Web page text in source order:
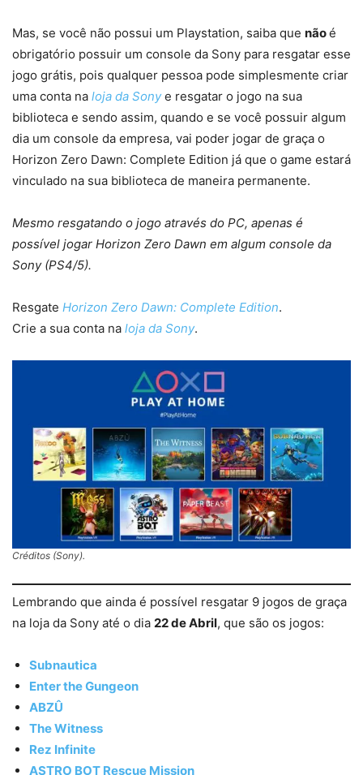
Mas, se você não possui um Playstation, saiba que nãoé
obrigatório possuir um console da Sony para resgatar esse
jogo grátis, pois qualquer pessoa pode simplesmente criar
uma conta na loja da Sonye resgatar o jogo na sua
biblioteca e sendo assim, quando e se você possuir algum
dia um console da empresa, vai poder jogar de graça o
Horizon Zero Dawn: Complete Edition já que o game estará
vinculado na sua biblioteca de maneira permanente.
Mesmo resgatando o jogo através do PC, apenas é
possível jogar Horizon Zero Dawn em algum console da
Sony (PS4/5).
Resgate Horizon Zero Dawn: Complete Edition.
Crie a sua conta na loja da Sony.
Créditos (Sony).
Lembrando que ainda é possível resgatar 9 jogos de graça
na loja da Sony até o dia 22 de Abril, que são os jogos:
Subnautica
Enter the Gungeon
ABZÛ
The Witness
Rez Infinite
ASTRO BOT Rescue Mission